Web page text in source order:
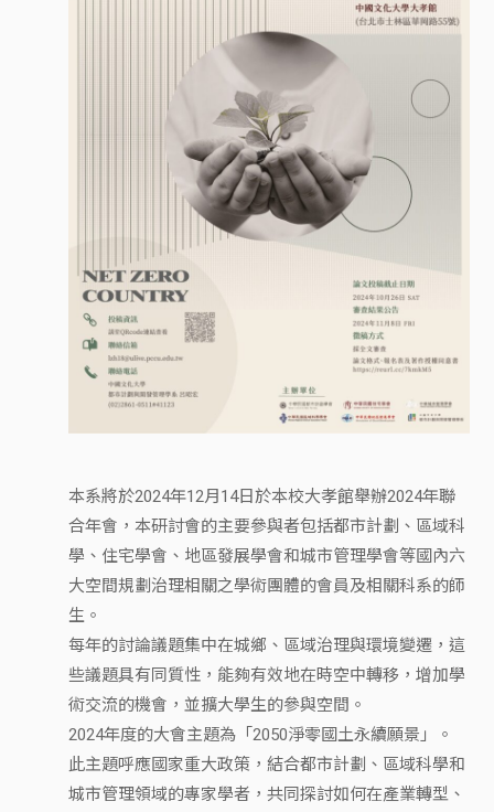
本系將於2024年12月14日於本校大孝館舉辦2024年聯
合年會，本研討會的主要參與者包括都市計劃、區域科
學、住宅學會、地區發展學會和城市管理學會等國內六
大空間規劃治理相關之學術團體的會員及相關科系的師
生。
每年的討論議題集中在城鄉、區域治理與環境變遷，這
些議題具有同質性，能夠有效地在時空中轉移，增加學
術交流的機會，並擴大學生的參與空間。
2024年度的大會主題為「2050淨零國土永續願景」。
此主題呼應國家重大政策，結合都市計劃、區域科學和
城市管理領域的專家學者，共同探討如何在產業轉型、